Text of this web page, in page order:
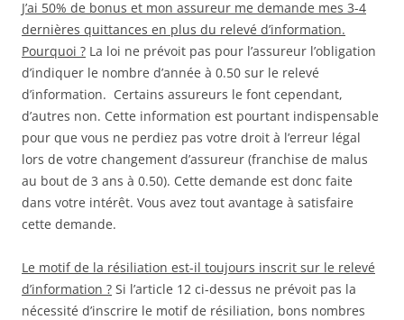
J’ai 50% de bonus et mon assureur me demande mes 3-4
dernières quittances en plus du relevé d’information.
Pourquoi ? La loi ne prévoit pas pour l’assureur l’obligation
d’indiquer le nombre d’année à 0.50 sur le relevé
d’information. Certains assureurs le font cependant,
d’autres non. Cette information est pourtant indispensable
pour que vous ne perdiez pas votre droit à l’erreur légal
lors de votre changement d’assureur (franchise de malus
au bout de 3 ans à 0.50). Cette demande est donc faite
dans votre intérêt. Vous avez tout avantage à satisfaire
cette demande.
Le motif de la résiliation est-il toujours inscrit sur le relevé
d’information ? Si l’article 12 ci-dessus ne prévoit pas la
nécessité d’inscrire le motif de résiliation, bons nombres